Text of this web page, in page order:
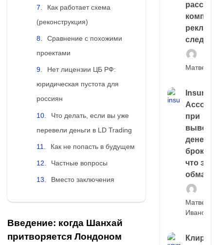
Как работает схема
(реконструкция)
Сравнение с похожими
проектами
Нет лицензии ЦБ РФ:
юридическая пустота для
россиян
Что делать, если вы уже
перевели деньги в LD Trading
Как не попасть в будущем
Частные вопросы
Вместо заключения
Введение: когда Шанхай
притворяется Лондоном
следа
Матвей
Account
при
выводе
денег у
что это,
обман?
Матвей
Иванов
Клиринг